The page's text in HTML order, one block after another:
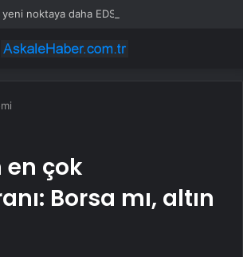
yeni noktaya daha EDS geliyor
en çok
Borsa mı, altın